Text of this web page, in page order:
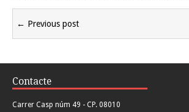
← Previous post
Contacte
Carrer Casp núm 49 - CP. 08010